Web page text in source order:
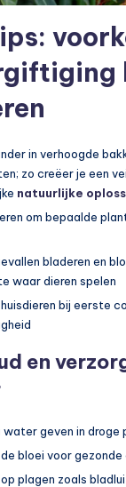
in verhoogde
zo creëer je een
natuurlijke
om bepaalde
bladeren en
waar dieren spelen
bij eerste
en
water geven in droge
bloei voor gezonde
plagen zoals